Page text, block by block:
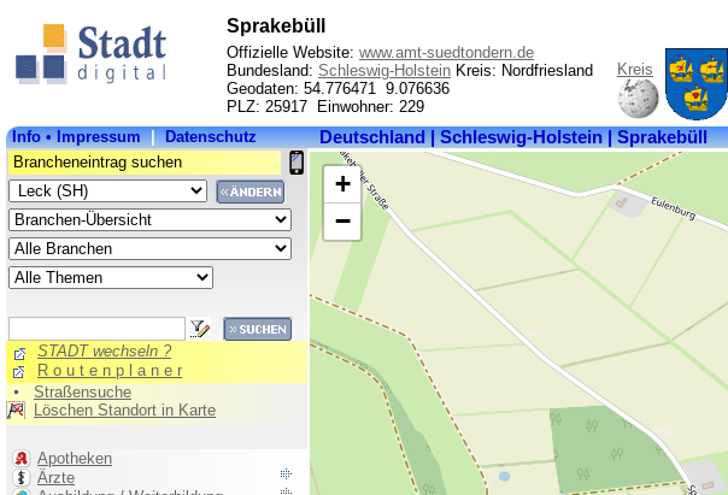
Sprakebüll
Offizielle Website: www.amt-suedtondern.de
Bundesland: Schleswig-Holstein Kreis: Nordfriesland
Geodaten: 54.776471 9.076636
PLZ: 25917 Einwohner: 229
Kreis